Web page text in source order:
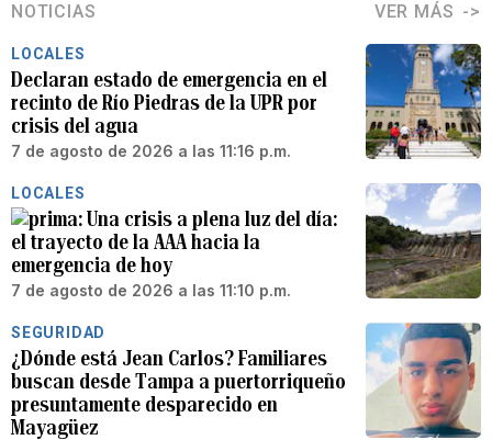
NOTICIAS VER MÁS
LOCALES
Declaran estado de emergencia en el
recinto de Río Piedras de la UPR por
crisis del agua
7 de agosto de 2026 a las 11:16 p.m.
LOCALES
Una crisis a plena luz del día:
el trayecto de la AAA hacia la
emergencia de hoy
7 de agosto de 2026 a las 11:10 p.m.
SEGURIDAD
¿Dónde está Jean Carlos? Familiares
buscan desde Tampa a puertorriqueño
presuntamente desparecido en
Mayagüez